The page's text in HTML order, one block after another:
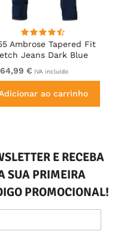
Ambrose Tapered Fit
Jeans Dark Blue
€ IVA incluído
ao carrinho
E RECEBA
SUA PRIMEIRA
PROMOCIONAL!